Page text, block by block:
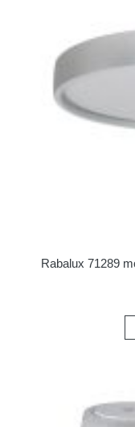
Rabalux 71289